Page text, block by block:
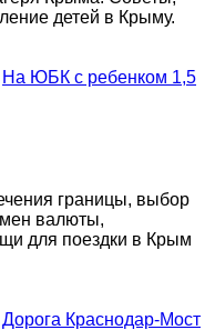
детей в Крыму.
На ЮБК с ребенком 1,5
границы, выбор
валюты,
для поездки в Крым
Дорога Краснодар-Мост